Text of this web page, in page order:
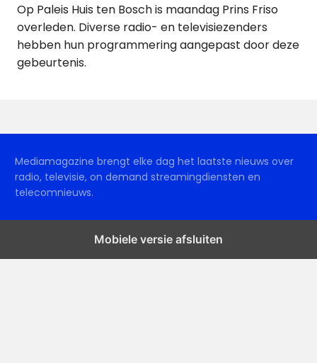
Op Paleis Huis ten Bosch is maandag Prins Friso
overleden. Diverse radio- en televisiezenders
hebben hun programmering aangepast door deze
gebeurtenis.
Mediamagazine brengt elke dag het laatste nieuws over
radio, televisie, on demand streamingdiensten en
telecomnieuws.
Mobiele versie afsluiten